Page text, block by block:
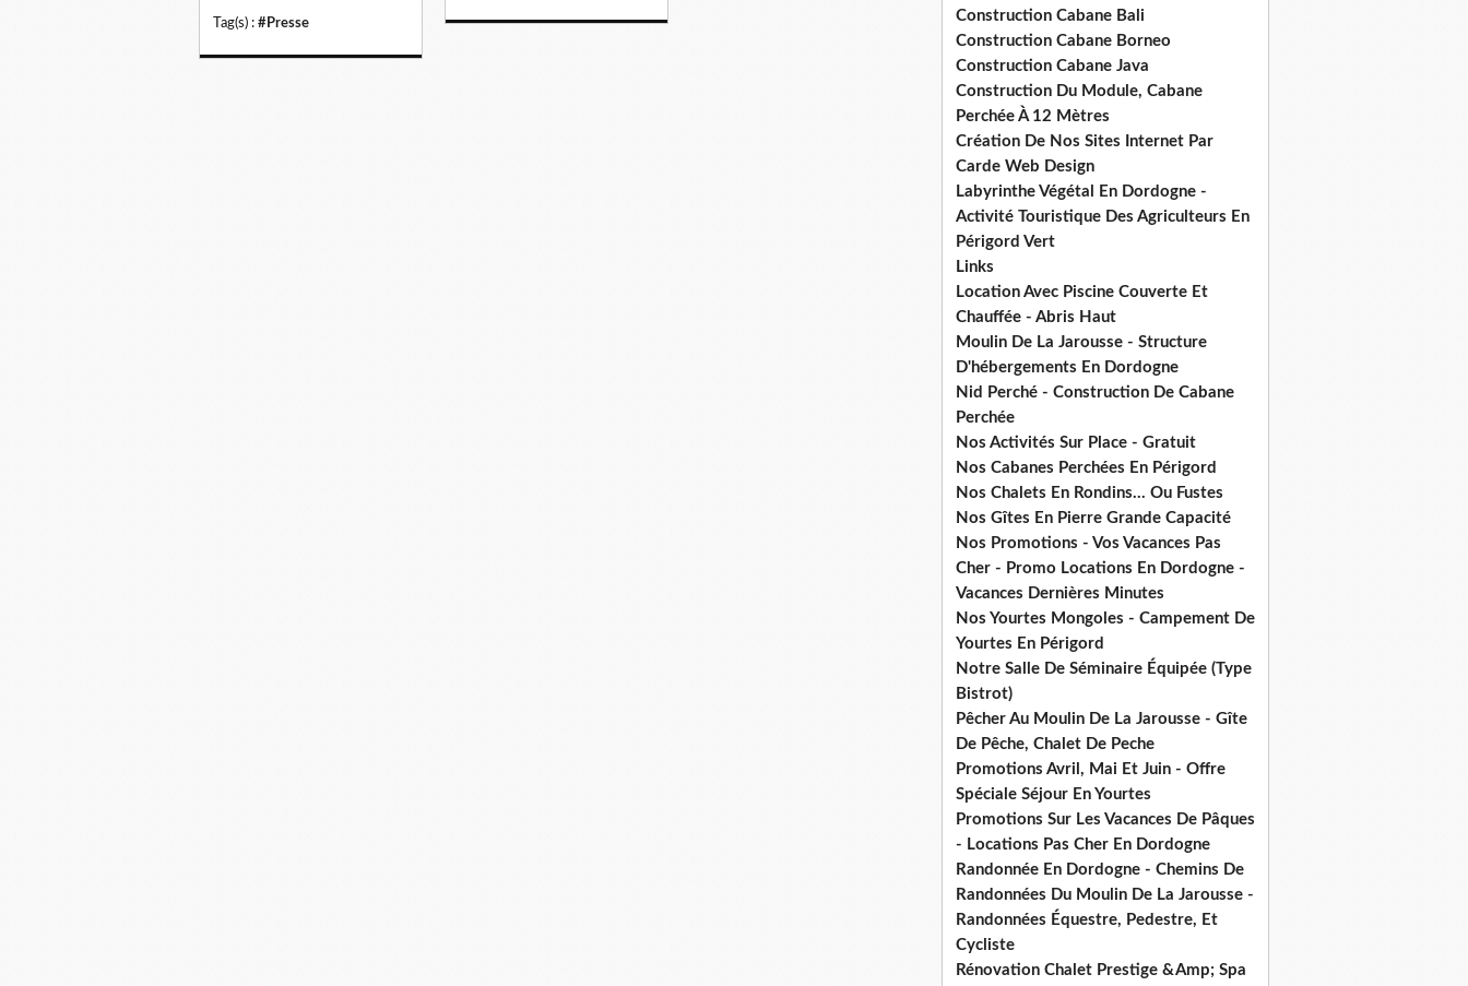
Tag(s) : #Presse
Construction Cabane Bali
Construction Cabane Borneo
Construction Cabane Java
Construction Du Module, Cabane
Perchée À 12 Mètres
Création De Nos Sites Internet Par
Carde Web Design
Labyrinthe Végétal En Dordogne -
Activité Touristique Des Agriculteurs En
Périgord Vert
Links
Location Avec Piscine Couverte Et
Chauffée - Abris Haut
Moulin De La Jarousse - Structure
D'hébergements En Dordogne
Nid Perché - Construction De Cabane
Perchée
Nos Activités Sur Place - Gratuit
Nos Cabanes Perchées En Périgord
Nos Chalets En Rondins... Ou Fustes
Nos Gîtes En Pierre Grande Capacité
Nos Promotions - Vos Vacances Pas
Cher - Promo Locations En Dordogne -
Vacances Dernières Minutes
Nos Yourtes Mongoles - Campement De
Yourtes En Périgord
Notre Salle De Séminaire Équipée (Type
Bistrot)
Pêcher Au Moulin De La Jarousse - Gîte
De Pêche, Chalet De Peche
Promotions Avril, Mai Et Juin - Offre
Spéciale Séjour En Yourtes
Promotions Sur Les Vacances De Pâques
- Locations Pas Cher En Dordogne
Randonnée En Dordogne - Chemins De
Randonnées Du Moulin De La Jarousse -
Randonnées Équestre, Pedestre, Et
Cycliste
Rénovation Chalet Prestige &Amp; Spa